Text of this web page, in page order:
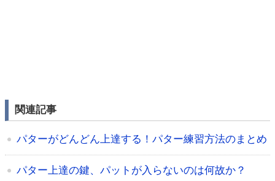
関連記事
パターがどんどん上達する！パター練習方法のまとめ
パター上達の鍵、パットが入らないのは何故か？